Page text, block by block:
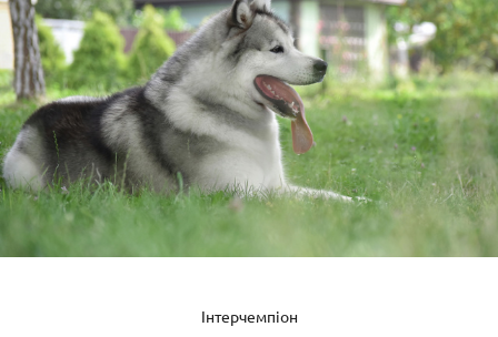
Інтерчемпіон